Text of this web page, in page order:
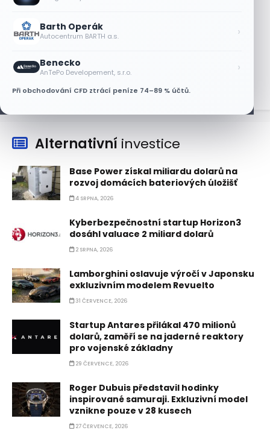
Barth Operák
Autocentrum BARTH a.s. ›
Benecko
AnTePo Developement, s.r.o. ›
Při obchodování CFD ztrácí peníze 74–89 % účtů.
Asijské technologie oslabily, SK Hynix se
6 SRPNA, 2026
Alternativní investice
Base Power získal miliardu dolarů na
rozvoj domácích bateriových úložišť
4 SRPNA, 2026
Kyberbezpečnostní startup Horizon3
dosáhl valuace 2 miliard dolarů
2 SRPNA, 2026
Lamborghini oslavuje výročí v Japonsku
exkluzivním modelem Revuelto
31 ČERVENCE, 2026
Startup Antares přilákal 470 milionů
dolarů, zaměří se na jaderné reaktory
pro vojenské základny
29 ČERVENCE, 2026
Roger Dubuis představil hodinky
inspirované samuraji. Exkluzivní model
vznikne pouze v 28 kusech
27 ČERVENCE, 2026